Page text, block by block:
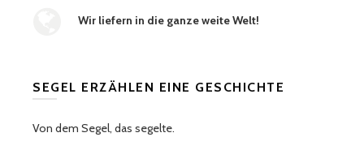
Wir liefern in die ganze weite Welt!
SEGEL ERZÄHLEN EINE GESCHICHTE
Von dem Segel, das segelte.